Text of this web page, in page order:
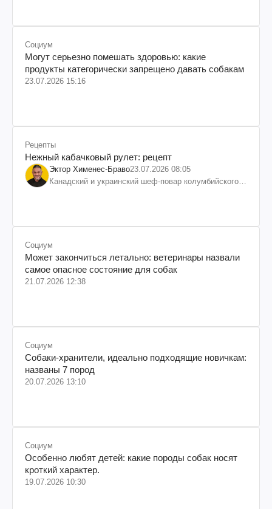
Социум
Могут серьезно помешать здоровью: какие
продукты категорически запрещено давать собакам
23.07.2026 15:16
Рецепты
Нежный кабачковый рулет: рецепт
Эктор Хименес-Браво23.07.2026 08:05
Канадский и украинский шеф-повар колумбийского
Социум
Может закончиться летально: ветеринары назвали
самое опасное состояние для собак
21.07.2026 12:38
Социум
Собаки-хранители, идеально подходящие новичкам:
названы 7 пород
20.07.2026 13:10
Социум
Особенно любят детей: какие породы собак носят
кроткий характер.
19.07.2026 10:30